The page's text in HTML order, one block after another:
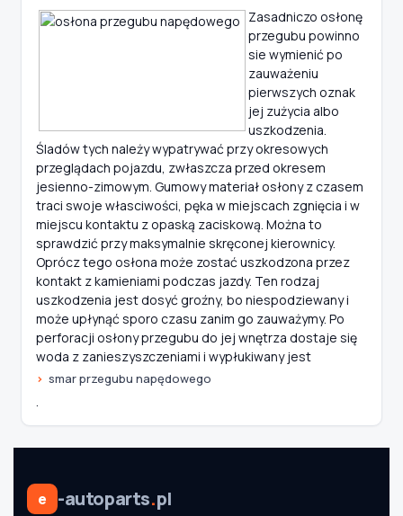
Zasadniczo osłonę
przegubu powinno
sie wymienić po
zauważeniu
pierwszych oznak
jej zużycia albo
uszkodzenia.
Śladów tych należy wypatrywać przy okresowych
przeglądach pojazdu, zwłaszcza przed okresem
jesienno-zimowym. Gumowy materiał osłony z czasem
traci swoje własciwości, pęka w miejscach zgnięcia i w
miejscu kontaktu z opaską zaciskową. Można to
sprawdzić przy maksymalnie skręconej kierownicy.
Oprócz tego osłona może zostać uszkodzona przez
kontakt z kamieniami podczas jazdy. Ten rodzaj
uszkodzenia jest dosyć groźny, bo niespodziewany i
może upłynąć sporo czasu zanim go zauważymy. Po
perforacji osłony przegubu do jej wnętrza dostaje się
woda z zanieszyszczeniami i wypłukiwany jest
smar przegubu napędowego
.
e -autoparts.pl